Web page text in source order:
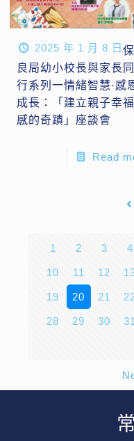
2025 年 1 月 8 日保
良局幼小校長與家長同
行系列一情緒智慧·感
成長：「建立親子幸福
感的奇蹟」座談會
Read
1 2 3 4
10 11 12
19 20 21
28 29 30 31